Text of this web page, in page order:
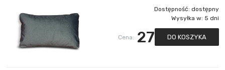
Dostępność: dostępny
Wysyłka w: 5 dni
Cena: 27 DO KOSZYKA